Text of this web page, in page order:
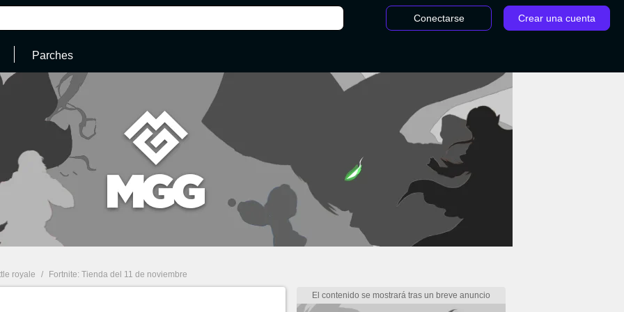
Conectarse Crear una cuenta
Parches
royale / Fortnite: Tienda del 11 de noviembre